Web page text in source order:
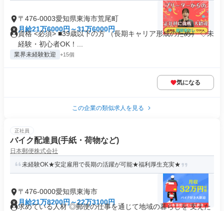
〒476-0003愛知県東海市荒尾町
月給21万6000円～31万6000円
資格 <必須> ■39歳以下の方 （長期キャリア形成のため） ◇未
経験・初心者OK！...
業界未経験歓迎 +15個
気になる
この企業の類似求人を見る
正社員
バイク配達員(手紙・荷物など)
日本郵便株式会社
未経験OK★安定雇用で長期の活躍が可能★福利厚生充実★
〒476-0000愛知県東海市
月給21万8200円～22万3100円
求めている人材 ◎郵便の仕事を通じて地域の暮らしを 支えた